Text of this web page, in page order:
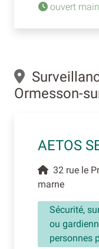
ouvert
Ormesson-
AETOS
32 rue le
marne
Sécurité,
ou
personnes